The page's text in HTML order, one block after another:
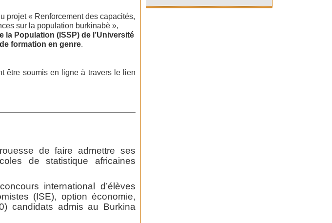
projet « Renforcement des capacités,
sur la population burkinabè »,
la Population (ISSP) de l’Université
formation en genre.
être soumis en ligne à travers le lien
de faire admettre ses
de statistique africaines
international d’élèves
(ISE), option économie,
candidats admis au Burkina